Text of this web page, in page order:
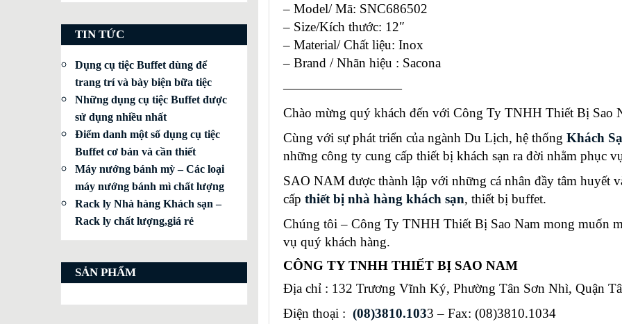
– Model/ Mã: SNC686502
– Size/Kích thước: 12″
– Material/ Chất liệu: Inox
– Brand / Nhãn hiệu : Sacona
—————————
Chào mừng quý khách đến với Công Ty TNHH Thiết Bị Sao
Cùng với sự phát triển của ngành Du Lịch, hệ thống Khách
những công ty cung cấp thiết bị khách sạn ra đời nhằm phục
SAO NAM được thành lập với những cá nhân đầy tâm huyết
cấp thiết bị nhà hàng khách sạn, thiết bị buffet.
Chúng tôi – Công Ty TNHH Thiết Bị Sao Nam mong muốn
vụ quý khách hàng.
CÔNG TY TNHH THIẾT BỊ SAO NAM
Địa chỉ : 132 Trương Vĩnh Ký, Phường Tân Sơn Nhì, Quận
Điện thoại : (08)3810.1033 – Fax: (08)3810.1034
TIN TỨC
Dụng cụ tiệc Buffet dùng để
trang trí và bày biện bữa tiệc
Những dụng cụ tiệc Buffet được
sử dụng nhiều nhất
Điểm danh một số dụng cụ tiệc
Buffet cơ bản và cần thiết
Máy nướng bánh mỳ – Các loại
máy nướng bánh mì chất lượng
Rack ly Nhà hàng Khách sạn –
Rack ly chất lượng,giá rẻ
SẢN PHẨM